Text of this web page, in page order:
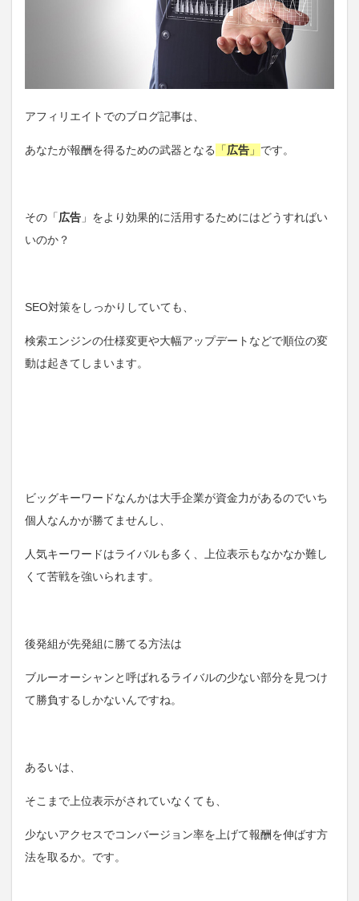
アフィリエイトでのブログ記事は、
あなたが報酬を得るための武器となる 「広告 」 です。
その「広告 」をより効果的に活用するためにはどうすればい
いのか？
SEO対策をしっかりしていても、
検索エンジンの仕様変更や大幅アップデートなどで順位の変
動は起きてしまいます。
ビッグキーワードなんかは大手企業が資金力があるのでいち
個人なんかが勝てませんし、
人気キーワードはライバルも多く、上位表示もなかなか難し
くて苦戦を強いられます。
後発組が先発組に勝てる方法は
ブルーオーシャンと呼ばれるライバルの少ない部分を見つけ
て勝負するしかないんですね。
あるいは、
そこまで上位表示がされていなくても、
少ないアクセスでコンバージョン率を上げて報酬を伸ばす方
法を取るか。です。